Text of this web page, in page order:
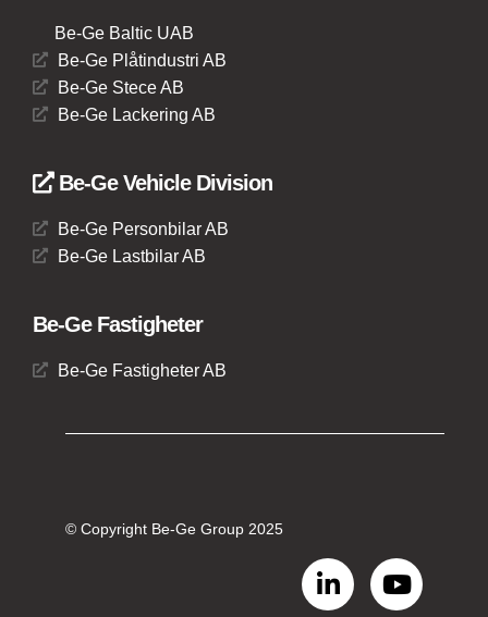
Be-Ge Baltic UAB
Be-Ge Plåtindustri AB
Be-Ge Stece AB
Be-Ge Lackering AB
Be-Ge Vehicle Division
Be-Ge Personbilar AB
Be-Ge Lastbilar AB
Be-Ge Fastigheter
Be-Ge Fastigheter AB
© Copyright Be-Ge Group 2025